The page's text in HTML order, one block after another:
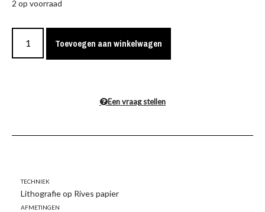
2 op voorraad
Toevoegen aan winkelwagen
Een vraag stellen
Techniek
Lithografie op Rives papier
Afmetingen